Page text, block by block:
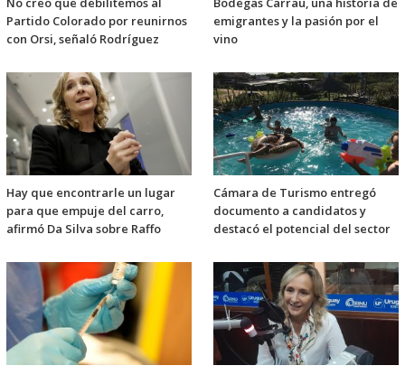
Partido Colorado por reunirnos
con Orsi, señaló Rodríguez
emigrantes y la pasión por el
vino
Hay que encontrarle un lugar
para que empuje del carro,
afirmó Da Silva sobre Raffo
Cámara de Turismo entregó
documento a candidatos y
destacó el potencial del sector